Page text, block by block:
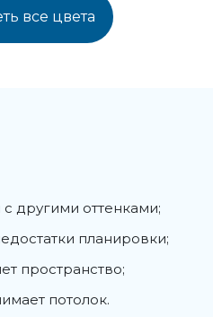
все цвета
с другими оттенками;
планировки;
пространство;
потолок.